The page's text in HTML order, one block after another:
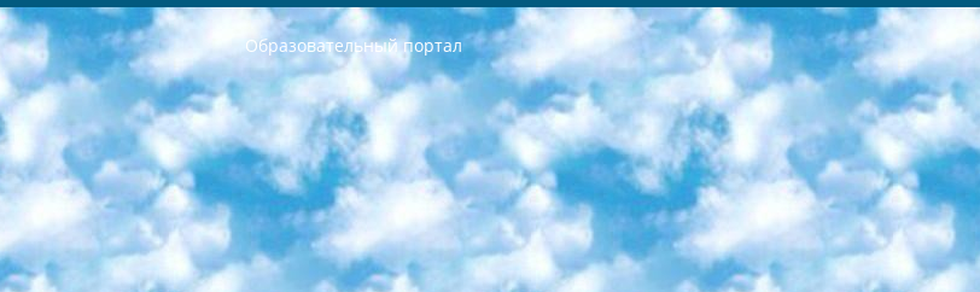
Образовательный портал
РЕСПУБЛИКА УЗБЕКИСТАН МИНИСТРЕРСТВО ДОШКОЛЬНОГО И ШКОЛЬНОГО ОБРАЗОВАНИЯ КОМАНДА в общеобразовательных учреждениях в 2023-2024 учебном году организация и проведение итоговой государственной аттестации обучающихся о Министра дошкольного и школьного образования Республики Узбекистан от 4 марта 2008 года (постановлением Минюста от 20 марта 2008 года № 1778 государственной регистрации) «Итоговое состояние учащихся общего среднего образования на основании положения об утверждении положения об аттестации общего среднего образования выпускной экзамен студентов в образовательных учреждениях в 2023-2024 учебном году В целях организации и прохождения аттестации приказываю: 1. Следующее: перечень предметов, по которым будет проводиться итоговая государственная аттестация и экзамен формы перевода согласно приложению 1; сертификаты международного образца, оценивающие уровень владения иностранными языками перечень согласно приложению 2; 2. Педагогический при специализированных образовательных учреждениях. научно-практический центр квалификации и международной оценки (Д.Давидова) 2024 г. До 25 марта: задания по предметам, по которым будет проводиться итоговая аттестация разработка и утверждение технических условий; итоговая аттестация на основании разработанного предметного задания разработка вопросов по предметам (устно и письменно), экзамен передача; общеобразовательные средние школы и специальные учебные заведения учащиеся выпускных классов школ и интернатов в агентской системе подготовка базы данных экзаменационных материалов и критериев оценки; перевод базы экзаменационных материалов на все языки обучения подать в Республиканский образовательный центр для изготовления; варианты экзаменов на основе разработанных контрольных материалов пусть будут поставлены задачи формирования. 3. Республиканский образовательный центр (Ш.Худайкулов) до 5 апреля 2024 года. до: база данных предоставленных экзаменационных материалов на все языки обучения перевод и экспертиза; для слепых, слабовидящих, глухих, слабослышащих и умственно отсталых детей учащиеся выпускных классов специализированных школ и школ-интернатов база данных экзаменационных материалов на всех преподаваемых языках подготовка критериев оценки; специализированные школы для умственно отсталых детей и технологии для учащихся выпускных классов школ-интернатов разработка соответствующих рекомендаций и критериев проведения ЕГЭ по естествознанию давать задания. 4. Педагогический при специализированных образовательных учреждениях. Научно-практический центр навыков и международной оценки (Д.Давидова), Республика образовательный центр (Худайкулов Ш.) итоговый государственный аттестационный экзамен ориентирован на творческое и логическое мышление при подготовке базы материалов учитывать введение заданий. 5. Следует отметить, что: сертификат государственного образца о знании общеобразовательного предмета и как минимум национальный уровень B1 по предметам на иностранных языках, указанным в Приложении 2. или международно признанный сертификат эквивалентного уровня студенты, изучающие определенный предмет, освобождаются от экзамена; по соответствующим предметам запланирована итоговая государственная аттестация за день до дня, путем жеребьевки Рабочей группой (в письменной форме по предметам, проводимым в форме) из числа сформированных вариантов выбрано 2 варианта; 2 выбранных варианта экзамена анонсированы на официальном сайте министерства и все выпускники по всей стране на основе этих вариантов проводит итоговую государственную аттестацию. 6. Государственное образование учащихся средних общеобразовательных учреждений. знания в соответствии с квалификационными требованиями, которые необходимо приобрести на основании стандартов итоговый (выпускной) контроль для 9 и 11 классов в целях тестирования Экзамены (далее – экзамены) состоят из предметов, перечисленных в приложении 1. будет сделано. 7. Экзамены пройдут с 26 мая по 15 июня 2024 г. (кроме науки физического воспитания). 8. Физическая для учащихся 9 классов общесредних образовательных учреждений. Экзамены по предмету «Образование, квалификация медицина» 1-6 мая 2024 года. сотрудники перевести под присмотр (с отклонениями в физическом или умственном развитии) специализированная школа для детей, школы-интернаты и со сколиозом школы-интернаты санаторного типа для больных детей исключены). 9. Он был слепым, слабовидящим и имел нарушения опорно-двигательного аппарата. экзамены в специализированных школах и интернатах для детей должны проводиться исходя из требований, предъявляемых к общеобразовательным учреждениям (физкультура кроме науки). 10. Специализированная школа для глухих и слабослышащих детей. и экзамены в интернатах и быть реализован в виде письменного теста по математике. 11. Специальность для умственно отсталых детей. Для 9 класса Родной язык и литературное письмо Государственный язык (язык обучения – узбекский). для неклассов) написано Математическое письмо Письменная/устная история Узбекистана Физическое воспитание практично Итоговый контроль Для 11 класса Написание родного языка и литературы (эссе) Математическое письмо Узбекский язык (обучение на узбекском языке) не посещающее общее среднее образование для учреждений)/Образовательное учреждение выбор письменный и устный Иностранный язык письменный/устный Письменная/устная история Узбекистана *По выбору студента:  Химия  Физика  Основы государственного права  География 10 бесплатных образовательных ресурсов - Мы составили подборку онлайн-проектов с интерактивными упражнениями, видеолекциями и статьями. Они помогут вам обрести новые и освежить старые знания бесплатно. 1. «ИНТУИТ» Старейшая образовательная площадка Рунета. Здесь вы найдёте сотни текстовых и видеокурсов на десятки различных тем — от программирования до психологии. Многие курсы подготовлены российскими университетами и крупными международными компаниями вроде Intel и Microsoft. Самостоятельное обучение бесплатное, но желающие могут оплатить услуги персональных наставников. 2. «Смартия» знакомит с актуальными профессиями и подсказывает, как им обучаться. Выбрав заинтересовавшую вас специальность — SMM-специалист, фотограф, веб-дизайнер или другую, — увидите список необходимых для неё умений. Чтобы вы могли освоить их самостоятельно, для каждого умения площадка отображает подборку